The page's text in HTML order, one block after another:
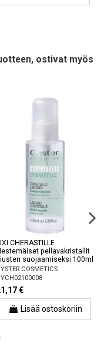
ostivat myös
CHERASTILLE
pellavakristallit
suojaamiseksi 100ml
COSMETICS
€
Lisää ostoskoriin